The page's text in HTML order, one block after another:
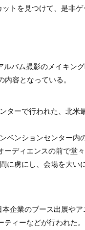
トを見つけて、是非ゲ
バム撮影のメイキング
容となっている。
ターで行われた、北米
ベンションセンター内
ディエンスの前で堂
に虜にし、会場を大い
企業のブース出展や
ィーなどが行われた